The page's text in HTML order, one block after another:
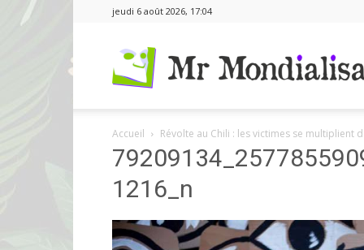
jeudi 6 août 2026, 17:04
Accueil Révolte au Chili : les victimes se multiplient
1216_n